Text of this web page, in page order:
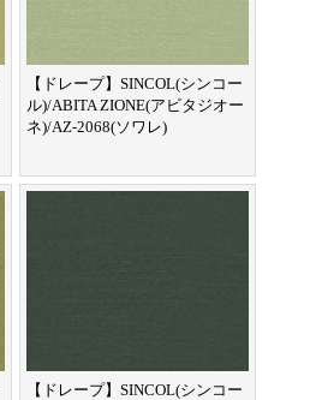
【ドレープ】SINCOL(シンコー
ル)/ABITA ZIONE(アビタジオー
ネ)/AZ-2068(ソワレ)
【ドレープ】SINCOL(シンコー